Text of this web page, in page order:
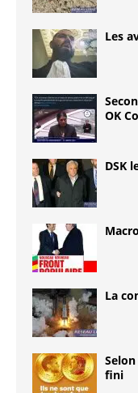
Les
OK
DSK
La
fini